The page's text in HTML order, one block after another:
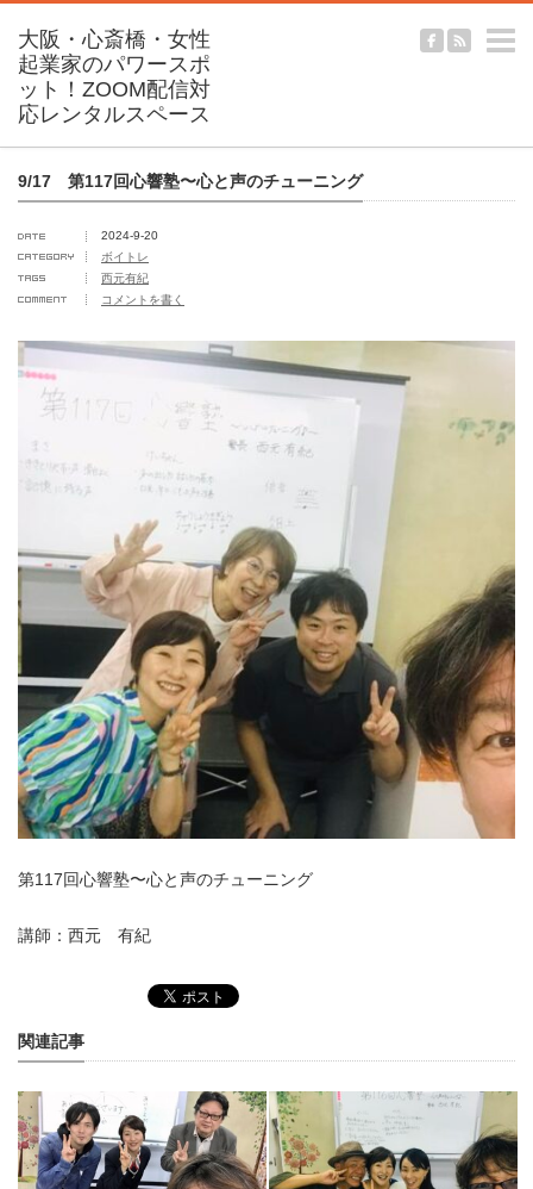
9/17 第117回心響塾〜心と声のチューニング
2024-9-20
ボイトレ
西元有紀
コメントを書く
第117回心響塾〜心と声のチューニング
講師：西元 有紀
関連記事